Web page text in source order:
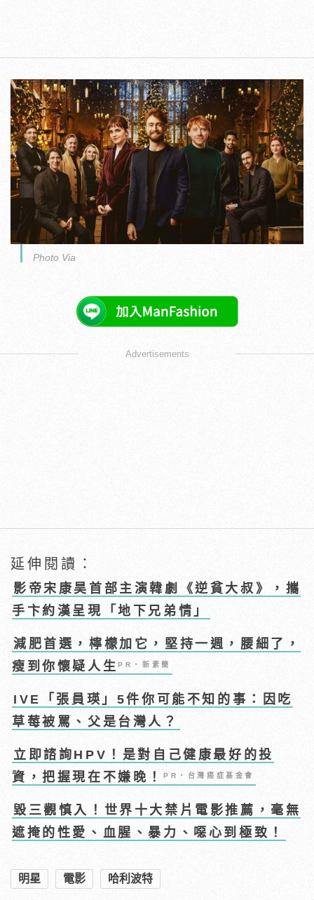
Photo Via
Advertisements
延伸閱讀：
影帝宋康昊首部主演韓劇《逆貧大叔》，攜
手卞約漢呈現「地下兄弟情」
減肥首選，檸檬加它，堅持一週，腰細了，
瘦到你懷疑人生PR・新素簡
IVE「張員瑛」5件你可能不知的事：因吃
草莓被罵、父是台灣人？
立即諮詢HPV！是對自己健康最好的投
資，把握現在不嫌晚！PR・台灣癌症基金會
毀三觀慎入！世界十大禁片電影推薦，毫無
遮掩的性愛、血腥、暴力、噁心到極致！
明星 電影 哈利波特